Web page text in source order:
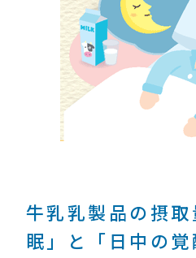
牛乳乳製品の摂
眠」と「日中の